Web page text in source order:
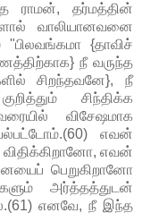
தர்மத்தின்
வாலியானவனை
"பிலவங்கமா {தாவிச்
நீ வருந்த
சிறந்தவனே}, நீ
சிந்திக்க
விசேஷமாக
எவன்
எவன்
பெறுகிறானோ
அர்த்தத்துடன்
எனவே, நீ இந்த